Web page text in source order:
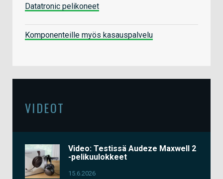
Datatronic pelikoneet
Komponenteille myös kasauspalvelu
VIDEOT
Video: Testissä Audeze Maxwell 2
-pelikuulokkeet
15.6.2026